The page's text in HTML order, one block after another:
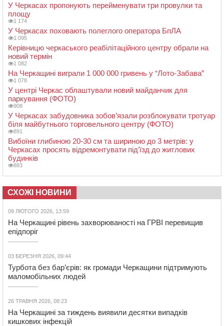
У Черкасах пропонують перейменувати три провулки та
площу
1 174
У Черкасах поховають полеглого оператора БпЛА
1 095
Керівницю черкаського реабілітаційного центру обрали на
новий термін
1 082
На Черкащині виграли 1 000 000 гривень у “Лото-Забава”
1 078
У центрі Черкас облаштували новий майданчик для
паркування (ФОТО)
908
У Черкасах забудовника зобов’язали розблокувати тротуар
біля майбутнього торговельного центру (ФОТО)
891
Вибоїни глибиною 20-30 см та шириною до 3 метрів: у
Черкасах просять відремонтувати під’їзд до житлових
будинків
883
СХОЖІ НОВИНИ
09 ЛЮТОГО 2026, 13:59
На Черкащині рівень захворюваності на ГРВІ перевищив
епідпоріг
03 БЕРЕЗНЯ 2026, 09:44
Турбота без бар’єрів: як громади Черкащини підтримують
маломобільних людей
26 ТРАВНЯ 2026, 08:23
На Черкащині за тиждень виявили десятки випадків
кишкових інфекцій